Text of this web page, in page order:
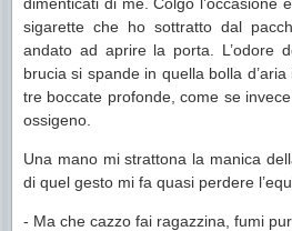
sigarette che ho sottratto dal
andato ad aprire la porta. L’odore
brucia si spande in quella bolla
tre boccate profonde, come se
ossigeno.
Una mano mi strattona la manica
di quel gesto mi fa quasi perdere
- Ma che cazzo fai ragazzina, fumi